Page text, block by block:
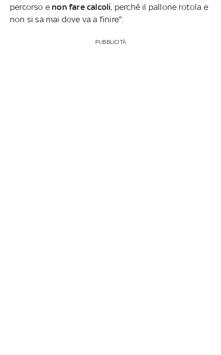
percorso e non fare calcoli, perché il pallone rotola e
non si sa mai dove va a finire".
PUBBLICITÀ